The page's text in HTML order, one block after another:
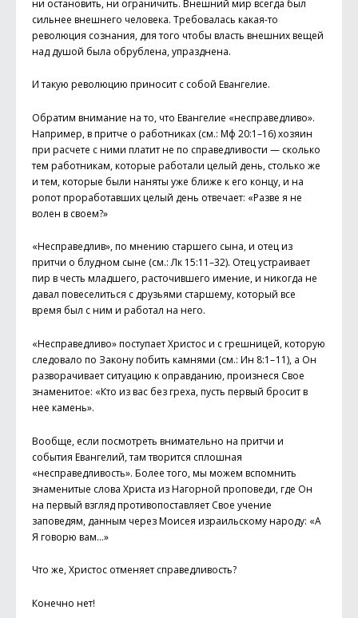
ни остановить, ни ограничить. Внешний мир всегда был
сильнее внешнего человека. Требовалась какая-то
революция сознания, для того чтобы власть внешних вещей
над душой была обрублена, упразднена.
И такую революцию приносит с собой Евангелие.
Обратим внимание на то, что Евангелие «несправедливо».
Например, в притче о работниках (см.: Мф 20:1–16) хозяин
при расчете с ними платит не по справедливости — сколько
тем работникам, которые работали целый день, столько же
и тем, которые были наняты уже ближе к его концу, и на
ропот проработавших целый день отвечает: «Разве я не
волен в своем?»
«Несправедлив», по мнению старшего сына, и отец из
притчи о блудном сыне (см.: Лк 15:11–32). Отец устраивает
пир в честь младшего, расточившего имение, и никогда не
давал повеселиться с друзьями старшему, который все
время был с ним и работал на него.
«Несправедливо» поступает Христос и с грешницей, которую
следовало по Закону побить камнями (см.: Ин 8:1– 11), а Он
разворачивает ситуацию к оправданию, произнеся Свое
знаменитое: «Кто из вас без греха, пусть первый бросит в
нее камень».
Вообще, если посмотреть внимательно на притчи и
события Евангелий, там творится сплошная
«несправедливость». Более того, мы можем вспомнить
знаменитые слова Христа из Нагорной проповеди, где Он
на первый взгляд противопоставляет Свое учение
заповедям, данным через Моисея израильскому народу: «А
Я говорю вам…»
Что же, Христос отменяет справедливость?
Конечно нет!